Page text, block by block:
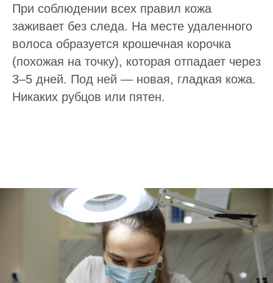
При соблюдении всех правил кожа
заживает без следа. На месте удаленного
волоса образуется крошечная корочка
(похожая на точку), которая отпадает через
3–5 дней. Под ней — новая, гладкая кожа.
Никаких рубцов или пятен.